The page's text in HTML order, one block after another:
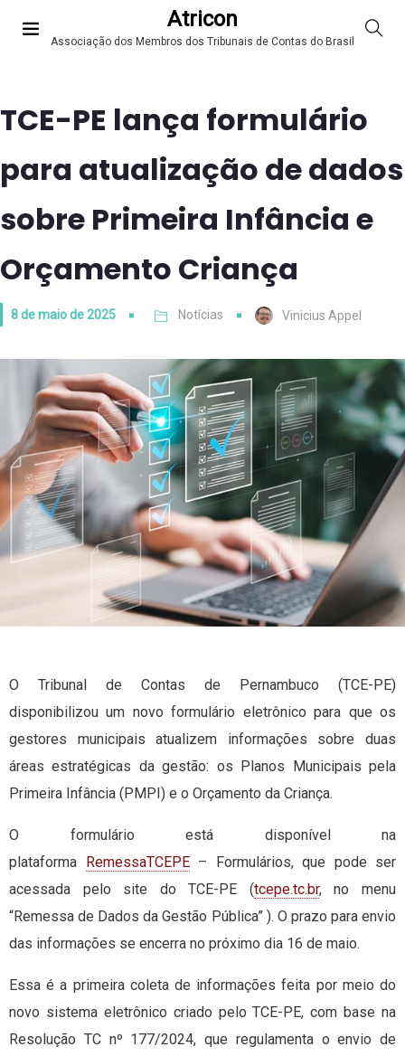
Atricon
Associação dos Membros dos Tribunais de Contas do Brasil
TCE-PE lança formulário
para atualização de dados
sobre Primeira Infância e
Orçamento Criança
8 de maio de 2025 Notícias Vinicius Appel
O Tribunal de Contas de Pernambuco (TCE-PE)
disponibilizou um novo formulário eletrônico para que os
gestores municipais atualizem informações sobre duas
áreas estratégicas da gestão: os Planos Municipais pela
Primeira Infância (PMPI) e o Orçamento da Criança.
O formulário está disponível na
plataforma RemessaTCEPE– Formulários, que pode ser
acessada pelo site do TCE-PE (tcepe.tc.br, no menu
“Remessa de Dados da Gestão Pública” ). O prazo para envio
das informações se encerra no próximo dia 16 de maio.
Essa é a primeira coleta de informações feita por meio do
novo sistema eletrônico criado pelo TCE-PE, com base na
Resolução TC nº 177/2024, que regulamenta o envio de